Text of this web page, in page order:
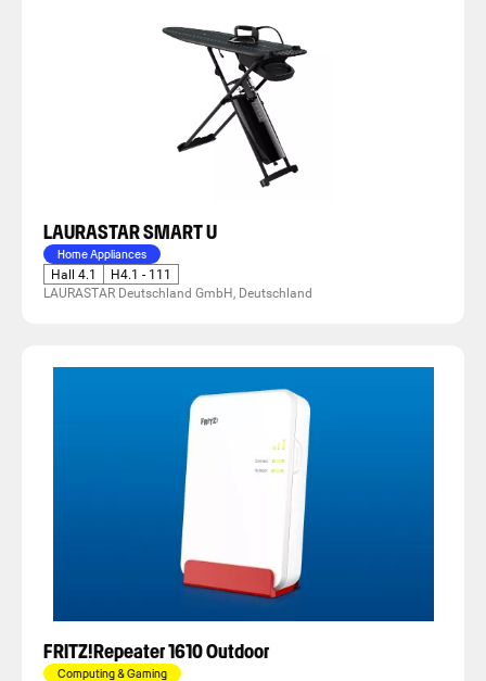
LAURASTAR SMART U
Home Appliances
Hall 4.1
H4.1 - 111
LAURASTAR Deutschland GmbH, Deutschland
FRITZ!Repeater 1610 Outdoor
Computing & Gaming